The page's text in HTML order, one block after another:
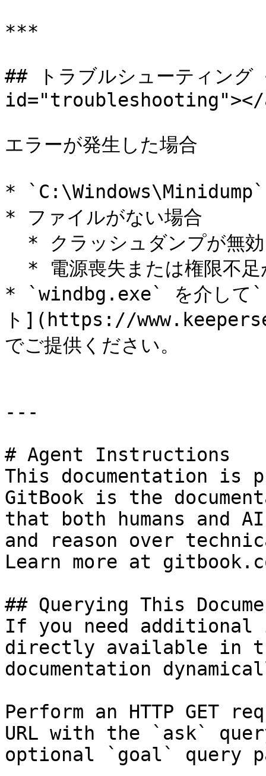
***
## トラブルシューティ
id="troubleshooting"></
エラーが発生した場合
* `C:\Windows\Minidump`
* ファイルがない場合
* `windbg.exe` を介して
ト](https://
でご提供ください。
---
# Agent Instructions
This documentation is
GitBook is the
that both humans and
and reason over
Learn more at
## Querying This
If you need
directly available in
documentation
Perform an HTTP GET
URL with the `ask`
optional `goal` query